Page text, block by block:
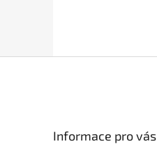
Informace pro vás